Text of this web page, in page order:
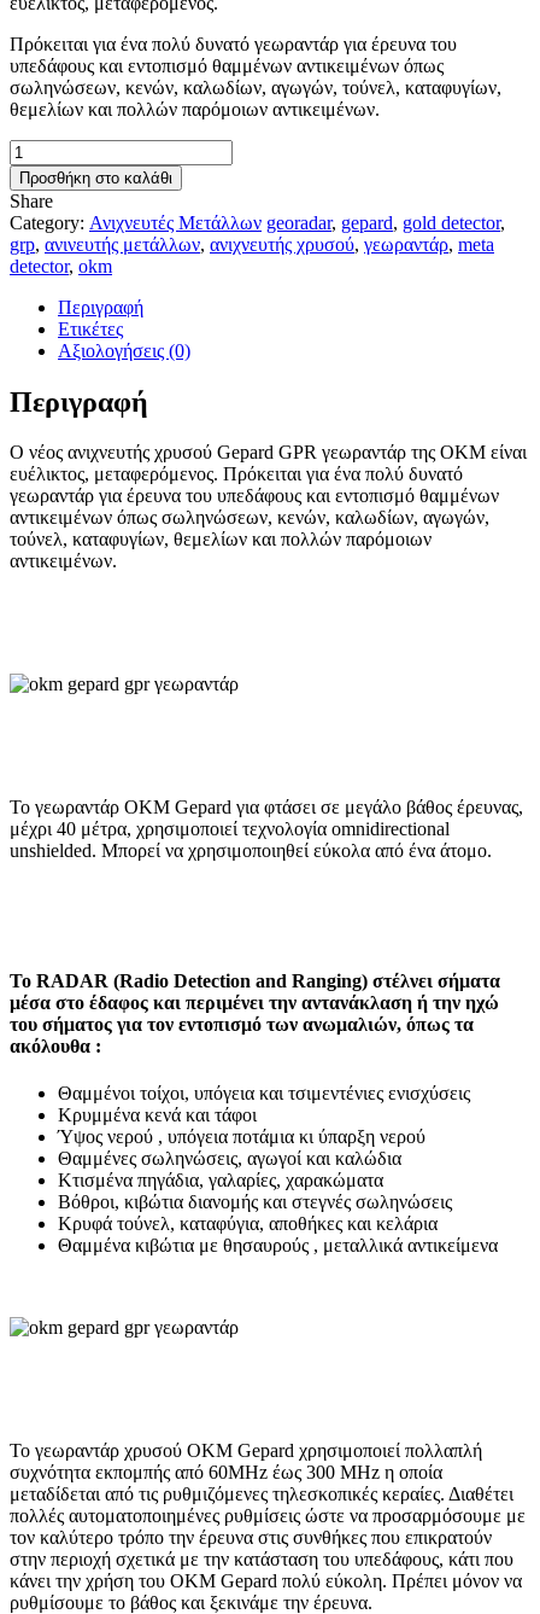
16.500,00 €.
Πρόκειται για ένα πολύ δυνατό γεωραντάρ για έρευνα του
υπεδάφους και εντοπισμό θαμμένων αντικειμένων όπως
σωληνώσεων, κενών, καλωδίων, αγωγών, τούνελ, καταφυγίων,
θεμελίων και πολλών παρόμοιων αντικειμένων.
OKM
GEPARD
GPR
ΓΕΩΡΑΝΤΑΡ
ποσότητα
Προσθήκη στο καλάθι
Share
Category: Ανιχνευτές Μετάλλων georadar, gepard, gold detector,
grp, ανινευτής μετάλλων, ανιχνευτής χρυσού, γεωραντάρ, meta
detector, okm
Περιγραφή
Ετικέτες
Αξιολογήσεις (0)
Περιγραφή
Ο νέος ανιχνευτής χρυσού Gepard GPR γεωραντάρ της OKM είναι
ευέλικτος, μεταφερόμενος. Πρόκειται για ένα πολύ δυνατό
γεωραντάρ για έρευνα του υπεδάφους και εντοπισμό θαμμένων
αντικειμένων όπως σωληνώσεων, κενών, καλωδίων, αγωγών,
τούνελ, καταφυγίων, θεμελίων και πολλών παρόμοιων
αντικειμένων.
Το γεωραντάρ OKM Gepard για φτάσει σε μεγάλο βάθος έρευνας,
μέχρι 40 μέτρα, χρησιμοποιεί τεχνολογία omnidirectional
unshielded. Μπορεί να χρησιμοποιηθεί εύκολα από ένα άτομο.
Το RADAR (Radio Detection and Ranging) στέλνει σήματα
μέσα στο έδαφος και περιμένει την αντανάκλαση ή την ηχώ
του σήματος για τον εντοπισμό των ανωμαλιών, όπως τα
ακόλουθα :
Θαμμένοι τοίχοι, υπόγεια και τσιμεντένιες ενισχύσεις
Κρυμμένα κενά και τάφοι
Ύψος νερού , υπόγεια ποτάμια κι ύπαρξη νερού
Θαμμένες σωληνώσεις, αγωγοί και καλώδια
Κτισμένα πηγάδια, γαλαρίες, χαρακώματα
Βόθροι, κιβώτια διανομής και στεγνές σωληνώσεις
Κρυφά τούνελ, καταφύγια, αποθήκες και κελάρια
Θαμμένα κιβώτια με θησαυρούς , μεταλλικά αντικείμενα
Το γεωραντάρ χρυσού OKM Gepard χρησιμοποιεί πολλαπλή
συχνότητα εκπομπής από 60MHz έως 300 MHz η οποία
μεταδίδεται από τις ρυθμιζόμενες τηλεσκοπικές κεραίες. Διαθέτει
πολλές αυτοματοποιημένες ρυθμίσεις ώστε να προσαρμόσουμε με
τον καλύτερο τρόπο την έρευνα στις συνθήκες που επικρατούν
στην περιοχή σχετικά με την κατάσταση του υπεδάφους, κάτι που
κάνει την χρήση του OKM Gepard πολύ εύκολη. Πρέπει μόνον να
ρυθμίσουμε το βάθος και ξεκινάμε την έρευνα.